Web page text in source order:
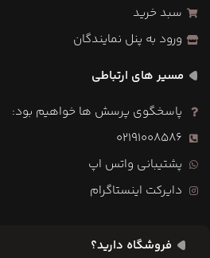
سبد خرید
ورود به پنل نمایندگان
مسیر های ارتباطی
پاسخگوی پرسش ها خواهیم بود:
02191008586
پشتیبانی واتس اپ
دایرکت اینستاگرام
فروشگاه دارید؟